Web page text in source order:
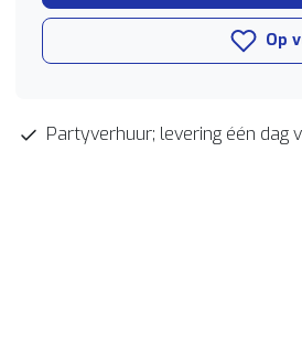
Op
Partyverhuur; levering één dag